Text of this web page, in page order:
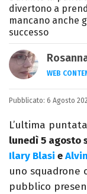
divertono a
mancano anche
successo
WEB
al
Ho
Pubblicato: 6 Agosto
L’ultima
lunedì 5 agosto
Ilary Blasi eAlvin
uno
pubblico